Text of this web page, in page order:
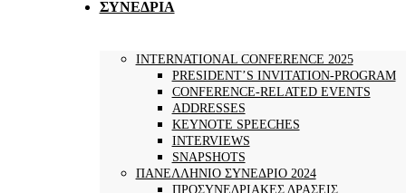
ΣΥΝΕΔΡΙΑ
INTERNATIONAL CONFERENCE 2025
PRESIDENT’S INVITATION-PROGRAM
CONFERENCE-RELATED EVENTS
ADDRESSES
KEYNOTE SPEECHES
INTERVIEWS
SNAPSHOTS
ΠΑΝΕΛΛΗΝΙΟ ΣΥΝΕΔΡΙΟ 2024
ΠΡΟΣΥΝΕΔΡΙΑΚΕΣ ΔΡΑΣΕΙΣ